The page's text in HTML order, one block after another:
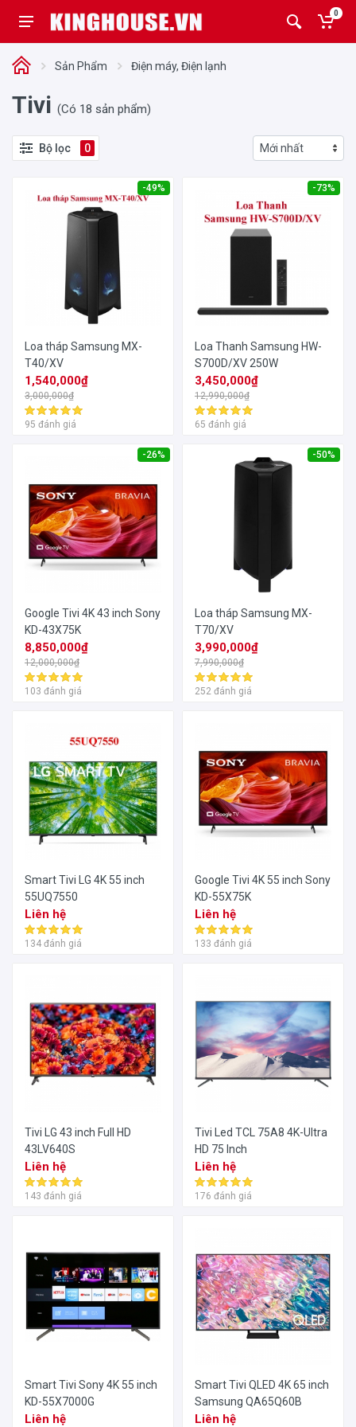
0
Sản Phẩm Điện máy, Điện lạnh
Tivi (Có 18 sản phẩm)
Bộ lọc 0
-49%
Loa tháp Samsung MX-
T40/XV
1,540,000₫
3,000,000₫
95 đánh giá
-73%
Loa Thanh Samsung HW-
S700D/XV 250W
3,450,000₫
12,990,000₫
65 đánh giá
-26%
Google Tivi 4K 43 inch Sony
KD-43X75K
8,850,000₫
12,000,000₫
103 đánh giá
-50%
Loa tháp Samsung MX-
T70/XV
3,990,000₫
7,990,000₫
252 đánh giá
Smart Tivi LG 4K 55 inch
55UQ7550
Liên hệ
134 đánh giá
Google Tivi 4K 55 inch Sony
KD-55X75K
Liên hệ
133 đánh giá
Tivi LG 43 inch Full HD
43LV640S
Liên hệ
143 đánh giá
Tivi Led TCL 75A8 4K-Ultra
HD 75 Inch
Liên hệ
176 đánh giá
Smart Tivi Sony 4K 55 inch
KD-55X7000G
Liên hệ
Smart Tivi QLED 4K 65 inch
Samsung QA65Q60B
Liên hệ